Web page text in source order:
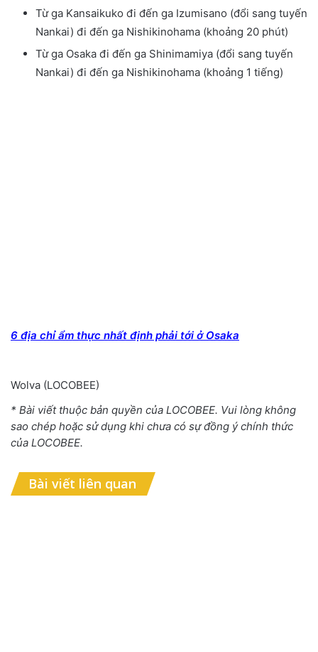
Từ ga Kansaikuko đi đến ga Izumisano (đổi sang tuyến
Nankai) đi đến ga Nishikinohama (khoảng 20 phút)
Từ ga Osaka đi đến ga Shinimamiya (đổi sang tuyến
Nankai) đi đến ga Nishikinohama (khoảng 1 tiếng)
6 địa chỉ ẩm thực nhất định phải tới ở Osaka
Wolva (LOCOBEE)
* Bài viết thuộc bản quyền của LOCOBEE. Vui lòng không
sao chép hoặc sử dụng khi chưa có sự đồng ý chính thức
của LOCOBEE.
Bài viết liên quan